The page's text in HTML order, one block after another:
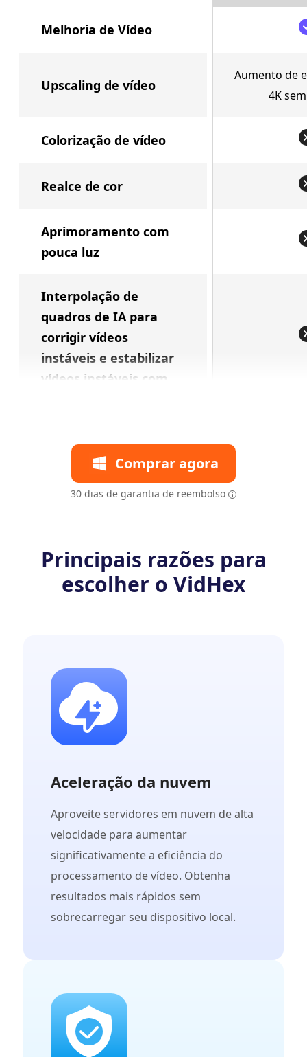
Melhoria de Vídeo
Upscaling de vídeo
Aumento de
4K
Colorização de vídeo
Realce de cor
Aprimoramento com
pouca luz
Interpolação de
quadros de IA para
corrigir vídeos
instáveis e estabilizar
vídeos instáveis com
Comprar agora
30 dias de garantia de reembolso
Principais razões para
escolher o VidHex
Aceleração da nuvem
Aproveite servidores em nuvem de alta
velocidade para aumentar
significativamente a eficiência do
processamento de vídeo. Obtenha
resultados mais rápidos sem
sobrecarregar seu dispositivo local.